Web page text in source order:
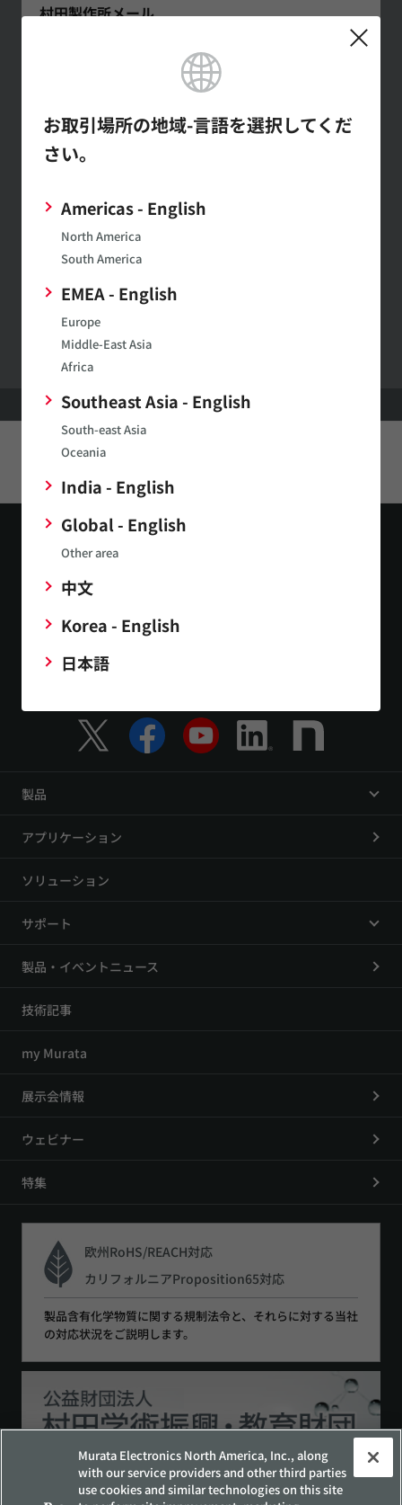
お取引場所の地域-言語を選択してくだ
さい。
Americas - English
North America
South America
EMEA - English
Europe
Middle-East Asia
Africa
Southeast Asia - English
South-east Asia
Oceania
India - English
Global - English
Other area
中文
Korea - English
日本語
村田製作所メール
最新の製品情報やイベントの紹介
など幅広い情報を月1～２回お届
ムラタ製品の特性表示や特性データのダウンロードがで
きます。
村田製作所ウェブサイトへのご意見・ご要望
HOME 製品 フェイズシフタ
このページをシェアする
お問い合わせ
製品
アプリケーション
ソリューション
サポート
製品・イベントニュース
技術記事
my Murata
展示会情報
ウェビナー
特集
欧州RoHS/REACH対応
カリフォルニアProposition65対応
製品含有化学物質に関する規制法令と、それらに対する当社
の対応状況をご説明します。
Murata Electronics North America, Inc., along
with our service providers and other third parties
use cookies and similar technologies on this site